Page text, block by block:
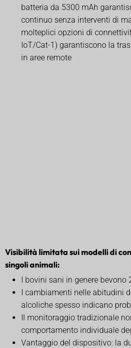
batteria da 5300 mAh
continuo senza interventi di
molteplici opzioni di
IoT/Cat-1) garantiscono la
in aree remote
Visibilità limitata sui modelli di
singoli animali:
I bovini sani in genere bevono
I cambiamenti nelle abitudini
alcoliche spesso indicano
Il monitoraggio tradizionale
comportamento individuale
Vantaggio del dispositivo: la